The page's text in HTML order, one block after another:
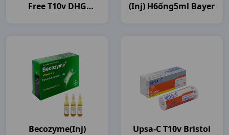
Free T10v DHG
(inj) H6ống5ml Bayer
Becozyme(inj)
Upsa-C T10v Bristol